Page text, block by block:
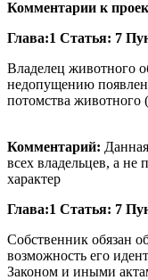
Комментарии к
Глава:1 Статья: 7
Владелец животного
недопущению
потомства животного
Комментарий:
всех владельцев, а не
характер
Глава:1 Статья: 7
Собственник обязан
возможность его
Законом и иными